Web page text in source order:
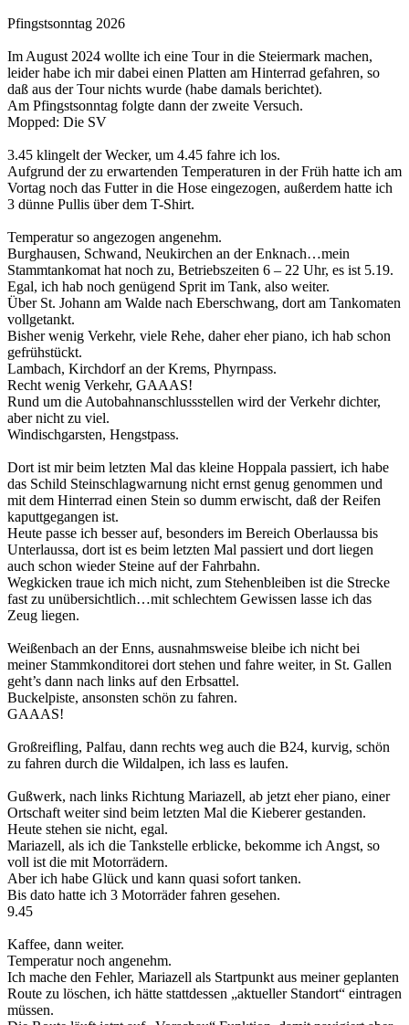
Pfingstsonntag 2026
Im August 2024 wollte ich eine Tour in die Steiermark machen,
leider habe ich mir dabei einen Platten am Hinterrad gefahren, so
daß aus der Tour nichts wurde (habe damals berichtet).
Am Pfingstsonntag folgte dann der zweite Versuch.
Mopped: Die SV
3.45 klingelt der Wecker, um 4.45 fahre ich los.
Aufgrund der zu erwartenden Temperaturen in der Früh hatte ich am
Vortag noch das Futter in die Hose eingezogen, außerdem hatte ich
3 dünne Pullis über dem T-Shirt.
Temperatur so angezogen angenehm.
Burghausen, Schwand, Neukirchen an der Enknach…mein
Stammtankomat hat noch zu, Betriebszeiten 6 – 22 Uhr, es ist 5.19.
Egal, ich hab noch genügend Sprit im Tank, also weiter.
Über St. Johann am Walde nach Eberschwang, dort am Tankomaten
vollgetankt.
Bisher wenig Verkehr, viele Rehe, daher eher piano, ich hab schon
gefrühstückt.
Lambach, Kirchdorf an der Krems, Phyrnpass.
Recht wenig Verkehr, GAAAS!
Rund um die Autobahnanschlussstellen wird der Verkehr dichter,
aber nicht zu viel.
Windischgarsten, Hengstpass.
Dort ist mir beim letzten Mal das kleine Hoppala passiert, ich habe
das Schild Steinschlagwarnung nicht ernst genug genommen und
mit dem Hinterrad einen Stein so dumm erwischt, daß der Reifen
kaputtgegangen ist.
Heute passe ich besser auf, besonders im Bereich Oberlaussa bis
Unterlaussa, dort ist es beim letzten Mal passiert und dort liegen
auch schon wieder Steine auf der Fahrbahn.
Wegkicken traue ich mich nicht, zum Stehenbleiben ist die Strecke
fast zu unübersichtlich…mit schlechtem Gewissen lasse ich das
Zeug liegen.
Weißenbach an der Enns, ausnahmsweise bleibe ich nicht bei
meiner Stammkonditorei dort stehen und fahre weiter, in St. Gallen
geht’s dann nach links auf den Erbsattel.
Buckelpiste, ansonsten schön zu fahren.
GAAAS!
Großreifling, Palfau, dann rechts weg auch die B24, kurvig, schön
zu fahren durch die Wildalpen, ich lass es laufen.
Gußwerk, nach links Richtung Mariazell, ab jetzt eher piano, einer
Ortschaft weiter sind beim letzten Mal die Kieberer gestanden.
Heute stehen sie nicht, egal.
Mariazell, als ich die Tankstelle erblicke, bekomme ich Angst, so
voll ist die mit Motorrädern.
Aber ich habe Glück und kann quasi sofort tanken.
Bis dato hatte ich 3 Motorräder fahren gesehen.
9.45
Kaffee, dann weiter.
Temperatur noch angenehm.
Ich mache den Fehler, Mariazell als Startpunkt aus meiner geplanten
Route zu löschen, ich hätte stattdessen „aktueller Standort“ eintragen
müssen.